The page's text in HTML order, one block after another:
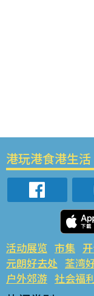
港玩港食港生活
活动展览 市集
元朗好去处 荃湾
户外郊游 社会福